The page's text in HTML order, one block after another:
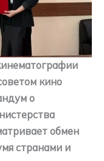
кино
о
обмен
странами и